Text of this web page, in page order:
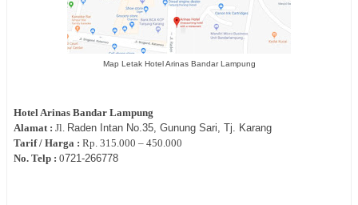
Map Letak Hotel Arinas Bandar Lampung
HotelArinas Bandar Lampung
Alamat : Jl. Raden Intan No.35, Gunung Sari, Tj. Karang
Tarif / Harga : Rp. 315.000 – 450.000
No. Telp : 0721-266778